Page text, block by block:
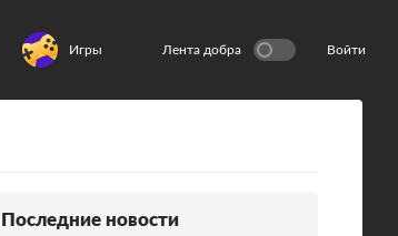
Игры Лента добра Войти
Последние новости